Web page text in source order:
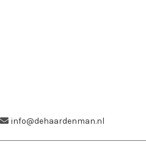
info@dehaardenman.nl